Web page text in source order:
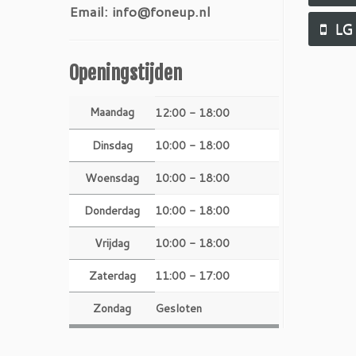
Email: info@foneup.nl
Openingstijden
Maandag 12:00 - 18:00
Dinsdag 10:00 - 18:00
Woensdag 10:00 - 18:00
Donderdag 10:00 - 18:00
Vrijdag 10:00 - 18:00
Zaterdag 11:00 - 17:00
Zondag Gesloten